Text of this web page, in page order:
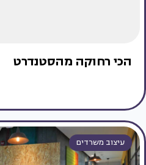
הכי רחוקה מהסטנדרט
עיצוב משרדים